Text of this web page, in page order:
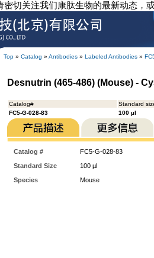
密切关注我们康肽生物的最新动态，
Top » Catalog » Antibodies » Labeled Antibodies »
Desnutrin (465-486) (Mouse) -
Catalog#
Standard
FC5-G-028-83
100 µl
Catalog #
FC5-G-028-83
Standard Size
100 µl
Species
Mouse